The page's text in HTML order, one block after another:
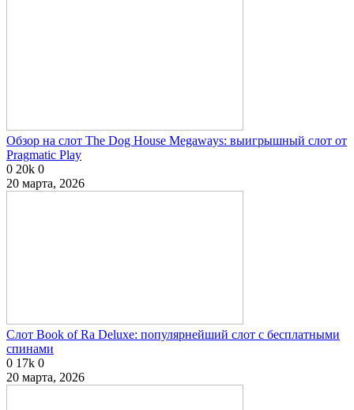
Обзор на слот The Dog House Megaways: выигрышный слот от
Pragmatic Play
0 20k 0
20 марта, 2026
Слот Book of Ra Deluxe: популярнейший слот с бесплатными
спинами
0 17k 0
20 марта, 2026